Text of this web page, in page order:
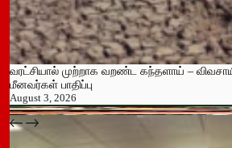
வரட்சியால் முற்றாக வறண்ட கந்தளாய் –
மீனவர்கள் பாதிப்பு
August 3, 2026
பதுளை மாநகர சபையின் NPP உறுப்பினர் திடீர்
July 14, 2026